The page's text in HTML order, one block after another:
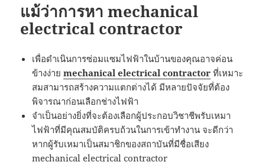
แม้ว่าการหา mechanical
electrical contractor
เพื่อดำเนินการซ่อมแซมไฟฟ้าในบ้านของคุณอาจค่อน
ข้างง่ายmechanical electrical contractor ที่เหมาะ
สมสามารถสร้างความแตกต่างได้ มีหลายปัจจัยที่ต้อง
พิจารณาก่อนเลือกช่างไฟฟ้า
จำเป็นอย่างยิ่งที่จะต้องเลือกผู้ประกอบวิชาชีพรับเหมา
ไฟฟ้าที่มีคุณสมบัติครบถ้วนในการเข้าทำงาน จะดีกว่า
หากผู้รับเหมาเป็นสมาชิกของสถาบันที่มีชื่อเสียง
mechanical electrical contractor